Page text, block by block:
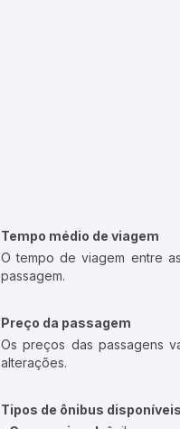
Tempo médio de viagem
O tempo de viagem entre
passagem.
Preço da passagem
Os preços das passagens
alterações.
Tipos de ônibus disponíveis